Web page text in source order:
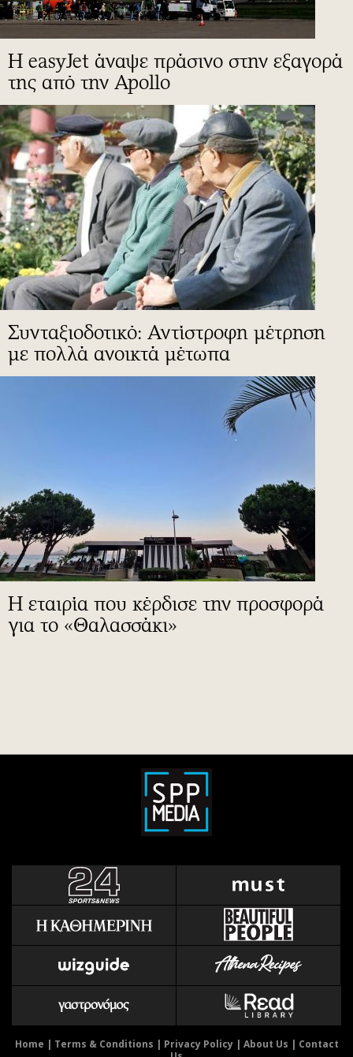
Η easyJet άναψε πράσινο στην εξαγορά
της από την Apollo
Συνταξιοδοτικό: Αντίστροφη μέτρηση
με πολλά ανοικτά μέτωπα
Η εταιρία που κέρδισε την προσφορά
για το «Θαλασσάκι»
Home | Terms & Conditions | Privacy Policy| About Us | Contact